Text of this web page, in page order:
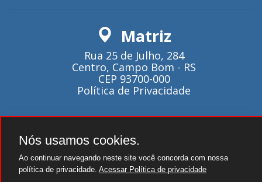
Matriz
Rua 25 de Julho, 284
Centro, Campo Bom - RS
CEP 93700-000
Política de Privacidade
Atendimento
Seg~Qui - 08:00 as 18:00.
Sexta - 08:00 as 17:00.
Nós usamos cookies.
Ao continuar navegando neste site você concorda com nossa
política de privacidade. Acessar Política de privacidade